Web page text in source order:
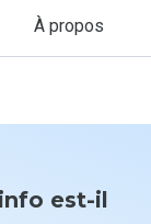
À propos
est-il